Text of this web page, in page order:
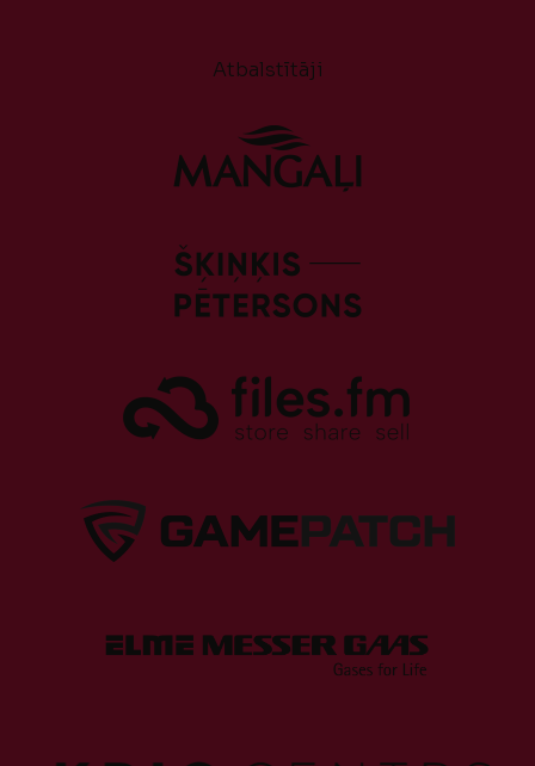
Atbalstītāji